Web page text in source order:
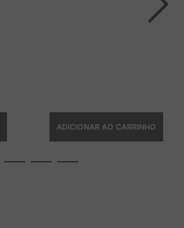
ADICIONAR AO CARRINHO